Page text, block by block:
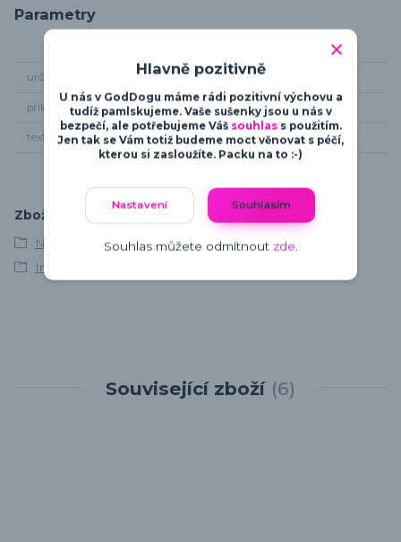
Parametry
určení pro dámy
příležitost kamkoliv
textil mikina
Zboží zařazeno v kategoriích
Německý boxer
Intelligent Defender
Související zboží 6
Hlavně pozitivně
U nás v GodDogu máme rádi pozitivní výchovu a
tudíž pamlskujeme. Vaše sušenky jsou u nás v
bezpečí, ale potřebujeme Váš souhlass použitím.
Jen tak se Vám totiž budeme moct věnovat s péčí,
kterou si zasloužíte. Packu na to :-)
Nastavení Souhlasím
Souhlas můžete odmítnout zde.